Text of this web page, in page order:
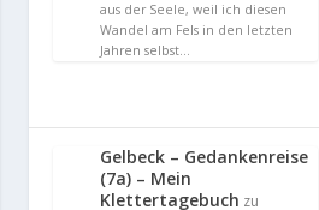
aus der Seele, weil ich diesen
Wandel am Fels in den letzten
Jahren selbst…
Gelbeck – Gedankenreise
(7a) – Mein
Klettertagebuch zu